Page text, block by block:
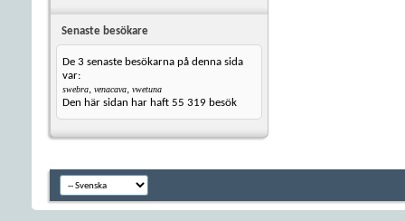
Senaste besökare
De 3 senaste besökarna på denna sida
var:
swebra, venacava, vwetuna
Den här sidan har haft 55 319 besök